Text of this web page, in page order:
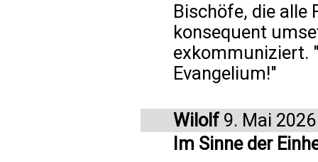
Bischöfe, die alle
konsequent
exkommuniziert.
Evangelium!"
Wilolf 9. Mai 2026
Im Sinne der